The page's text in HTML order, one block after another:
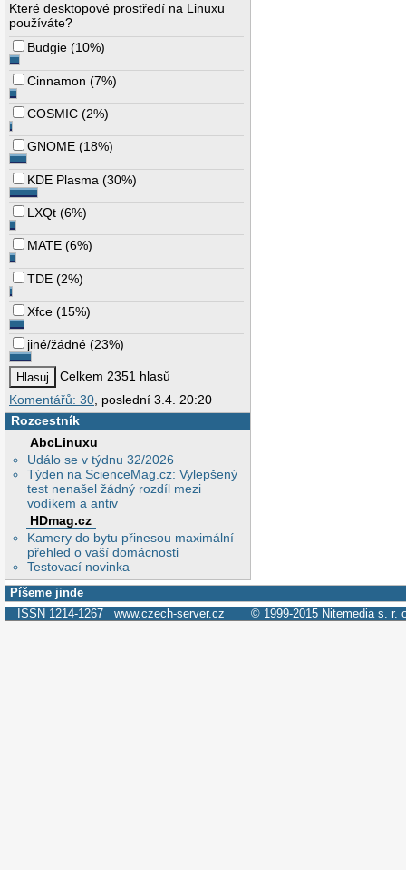
Které desktopové prostředí na Linuxu
používáte?
Budgie (10%)
Cinnamon (7%)
COSMIC (2%)
GNOME (18%)
KDE Plasma (30%)
LXQt (6%)
MATE (6%)
TDE (2%)
Xfce (15%)
jiné/žádné (23%)
Celkem 2351 hlasů
Komentářů: 30 , poslední 3.4. 20:20
Rozcestník
AbcLinuxu
Událo se v týdnu 32/2026
Týden na ScienceMag.cz: Vylepšený
test nenašel žádný rozdíl mezi
vodíkem a antiv
HDmag.cz
Kamery do bytu přinesou maximální
přehled o vaší domácnosti
Testovací novinka
Píšeme jinde
ISSN 1214-1267 www.czech-server.cz © 1999-2015 Nitemedia s. r.